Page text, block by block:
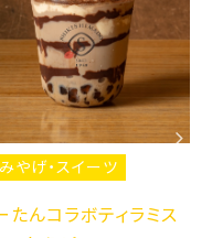
やげ・スイーツ
たんコラボティラミス